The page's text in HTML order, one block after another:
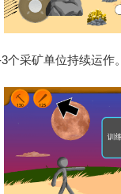
采矿单位持续运作。